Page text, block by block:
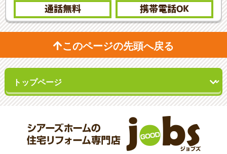
通話無料 携帯電話OK
このページの先頭へ戻る